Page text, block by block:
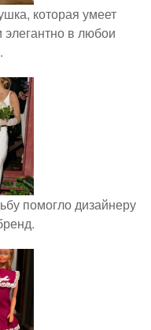
которая умеет
элегантно в любои
помогло дизайнеру